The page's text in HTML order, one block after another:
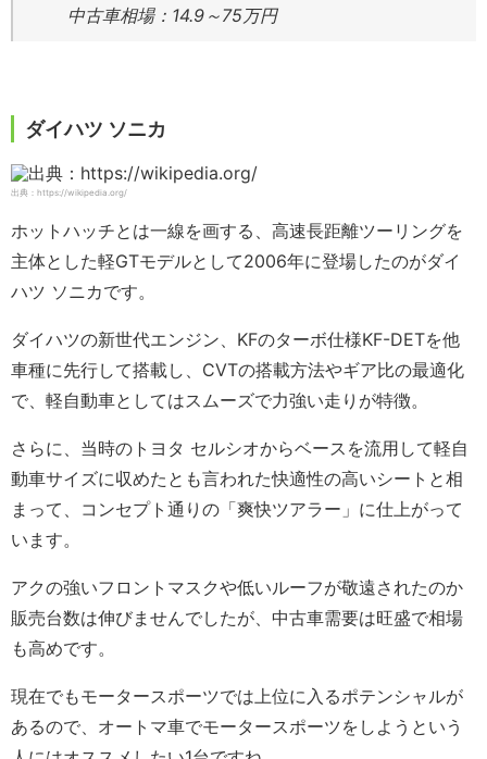
中古車相場：14.9～75万円
ダイハツ ソニカ
出典：https://wikipedia.org/
ホットハッチとは一線を画する、高速長距離ツーリングを
主体とした軽GTモデルとして2006年に登場したのがダイ
ハツ ソニカです。
ダイハツの新世代エンジン、KFのターボ仕様KF-DETを他
車種に先行して搭載し、CVTの搭載方法やギア比の最適化
で、軽自動車としてはスムーズで力強い走りが特徴。
さらに、当時のトヨタ セルシオからベースを流用して軽自
動車サイズに収めたとも言われた快適性の高いシートと相
まって、コンセプト通りの「爽快ツアラー」に仕上がって
います。
アクの強いフロントマスクや低いルーフが敬遠されたのか
販売台数は伸びませんでしたが、中古車需要は旺盛で相場
も高めです。
現在でもモータースポーツでは上位に入るポテンシャルが
あるので、オートマ車でモータースポーツをしようという